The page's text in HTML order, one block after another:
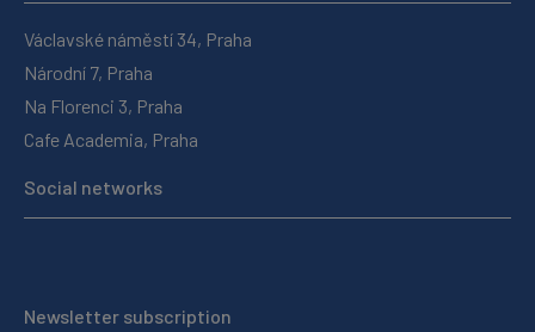
Václavské náměstí 34, Praha
Národní 7, Praha
Na Florenci 3, Praha
Cafe Academia, Praha
Social networks
Newsletter subscription